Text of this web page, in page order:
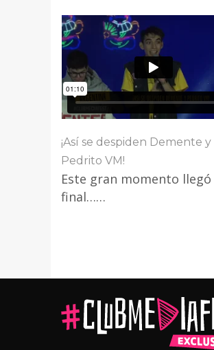
¡Así se despiden Demente y
Pedrito VM!
Este gran momento llegó
final……